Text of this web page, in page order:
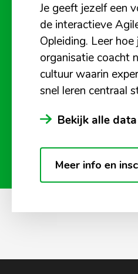
Je geeft jezelf een
de interactieve
Opleiding. Leer
organisatie coacht
cultuur waarin
snel leren centraal
Bekijk alle data
Meer info en